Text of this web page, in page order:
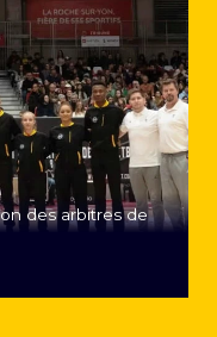
des arbitres de